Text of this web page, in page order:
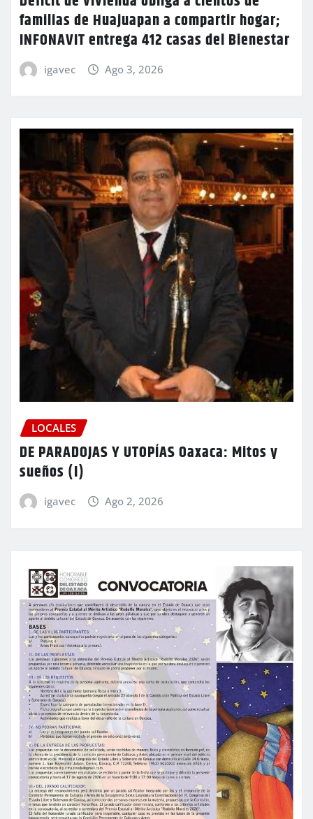
familias de Huajuapan a compartir hogar;
INFONAVIT entrega 412 casas del Bienestar
igavec Ago 3, 2026
LOCALES
DE PARADOJAS Y UTOPÍAS Oaxaca: Mitos y
sueños (I)
igavec Ago 2, 2026